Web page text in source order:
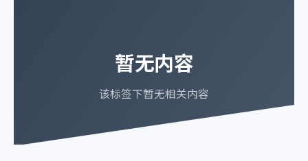
暂无内容
该标签下暂无相关内容